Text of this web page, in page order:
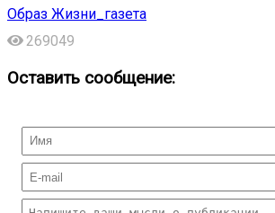
Образ Жизни_газета
269049
Оставить сообщение: